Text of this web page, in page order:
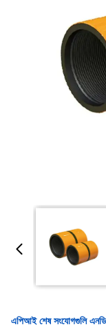
এপিআই শেষ সংযোগগুলি